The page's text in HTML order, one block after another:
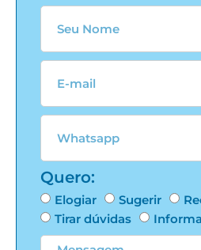
Quero:
Elogiar Sugerir
Tirar dúvidas